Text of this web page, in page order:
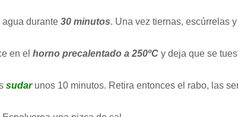
durante 30 minutos. Una vez tiernas, escúrrelas
en el horno precalentado a 250ºC y deja que se
sudarunos 10 minutos. Retira entonces el rabo, las